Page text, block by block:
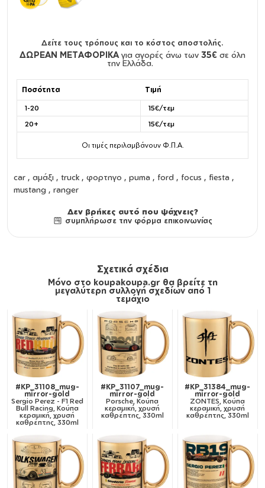
Δείτε τους τρόπους και το κόστος αποστολής.
ΔΩΡΕΑΝ ΜΕΤΑΦΟΡΙΚΑ για αγορές άνω των 35€ σε όλη
την Ελλάδα.
Ποσότητα Τιμή
1-20
15€/τεμ
20+
15€/τεμ
Οι τιμές περιλαμβάνουν Φ.Π.Α.
car , αμάξι , truck , φορτηγο , puma , ford , focus , fiesta ,
mustang , ranger
Δεν βρήκες αυτό που ψάχνεις?
συμπλήρωσε την φόρμα επικοινωνίας
Σχετικά σχέδια
Μόνο στο koupakoupa.gr θα βρείτε τη
μεγαλύτερη συλλογή σχεδίων από 1
τεμάχιο
#KP_31108_mug-
mirror-gold
Sergio Perez - F1 Red
Bull Racing, Κούπα
κεραμική, χρυσή
καθρέπτης, 330ml
#KP_31107_mug-
mirror-gold
Porsche, Κούπα
κεραμική, χρυσή
καθρέπτης, 330ml
#KP_31384_mug-
mirror-gold
ZONTES, Κούπα
κεραμική, χρυσή
καθρέπτης, 330ml